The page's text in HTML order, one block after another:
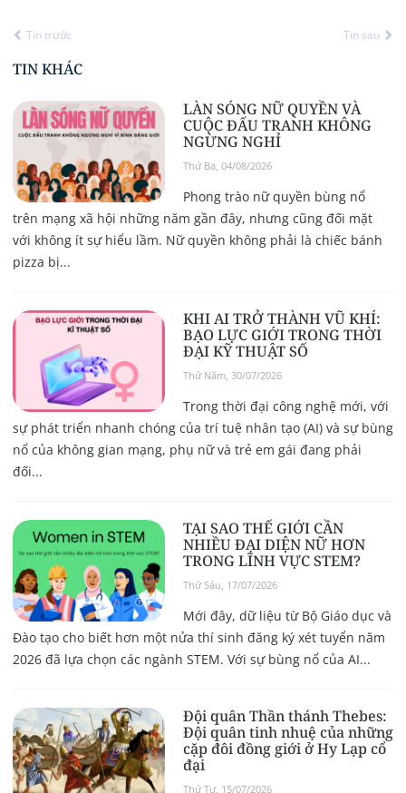
Tin trước Tin sau
TIN KHÁC
LÀN SÓNG NỮ QUYỀN VÀ
CUỘC ĐẤU TRANH KHÔNG
NGỪNG NGHỈ
Thứ Ba, 04/08/2026
Phong trào nữ quyền bùng nổ
trên mạng xã hội những năm gần đây, nhưng cũng đối mặt
với không ít sự hiểu lầm. Nữ quyền không phải là chiếc bánh
pizza bị...
KHI AI TRỞ THÀNH VŨ KHÍ:
BẠO LỰC GIỚI TRONG THỜI
ĐẠI KỸ THUẬT SỐ
Thứ Năm, 30/07/2026
Trong thời đại công nghệ mới, với
sự phát triển nhanh chóng của trí tuệ nhân tạo (AI) và sự bùng
nổ của không gian mạng, phụ nữ và trẻ em gái đang phải
đối...
TẠI SAO THẾ GIỚI CẦN
NHIỀU ĐẠI DIỆN NỮ HƠN
TRONG LĨNH VỰC STEM?
Thứ Sáu, 17/07/2026
Mới đây, dữ liệu từ Bộ Giáo dục và
Đào tạo cho biết hơn một nửa thí sinh đăng ký xét tuyển năm
2026 đã lựa chọn các ngành STEM. Với sự bùng nổ của AI...
Đội quân Thần thánh Thebes:
Đội quân tinh nhuệ của những
cặp đôi đồng giới ở Hy Lạp cổ
đại
Thứ Tư, 15/07/2026